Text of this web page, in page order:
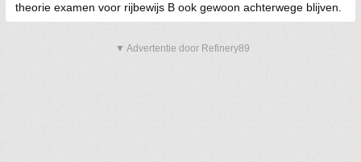
theorie examen voor rijbewijs B ook gewoon achterwege blijven.
▼ Advertentie door Refinery89